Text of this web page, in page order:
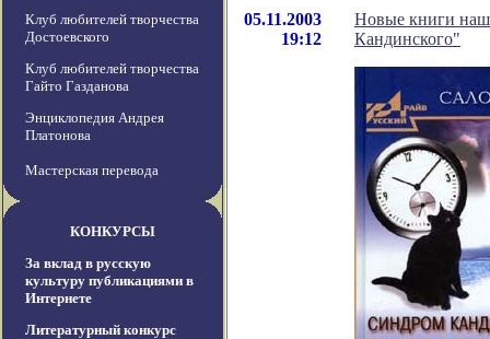
Клуб любителей творчества
Достоевского
Клуб любителей творчества
Гайто Газданова
Энциклопедия Андрея
Платонова
Мастерская перевода
КОНКУРСЫ
За вклад в русскую
культуру публикациями в
Интернете
Литературный конкурс
05.11.2003
19:12
Новые книги
Кандинского"